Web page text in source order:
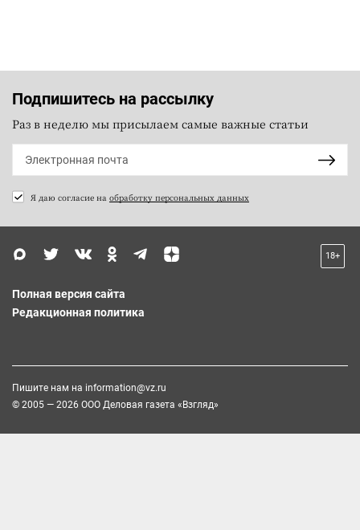
Подпишитесь на рассылку
Раз в неделю мы присылаем самые важные статьи
Я даю согласие на обработку персональных данных
18+
Полная версия сайта
Редакционная политика
Пишите нам на information@vz.ru
© 2005 — 2026 ООО Деловая газета «Взгляд»